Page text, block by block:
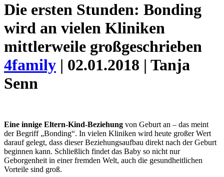
Die ersten Stunden: Bonding
wird an vielen Kliniken
mittlerweile großgeschrieben
4family | 02.01.2018 | Tanja
Senn
Eine innige Eltern-Kind-Beziehung von Geburt an – das meint
der Begriff „Bonding“. In vielen Kliniken wird heute großer Wert
darauf gelegt, dass dieser Beziehungsaufbau direkt nach der Geburt
beginnen kann. Schließlich findet das Baby so nicht nur
Geborgenheit in einer fremden Welt, auch die gesundheitlichen
Vorteile sind groß.